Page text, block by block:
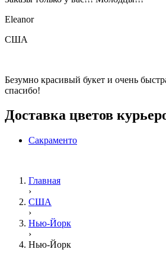
Eleanor
США
Безумно красивый букет и очень
спасибо!
Доставка цветов
Сакраменто
Главная
›
США
›
Нью-Йорк
›
Нью-Йорк